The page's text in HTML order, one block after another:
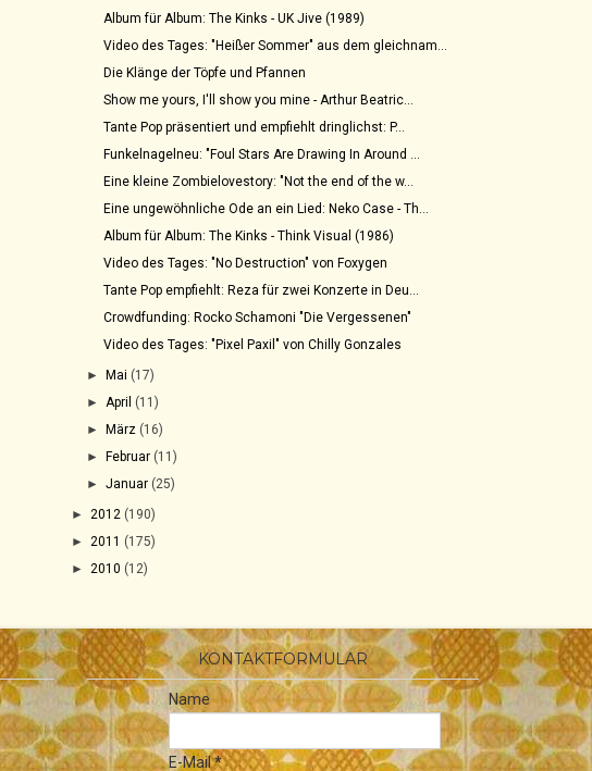
Album für Album: The Kinks - UK Jive (1989)
Video des Tages: "Heißer Sommer" aus dem gleichnam...
Die Klänge der Töpfe und Pfannen
Show me yours, I'll show you mine - Arthur Beatric...
Tante Pop präsentiert und empfiehlt dringlichst: P...
Funkelnagelneu: "Foul Stars Are Drawing In Around ...
Eine kleine Zombielovestory: "Not the end of the w...
Eine ungewöhnliche Ode an ein Lied: Neko Case - Th...
Album für Album: The Kinks - Think Visual (1986)
Video des Tages: "No Destruction" von Foxygen
Tante Pop empfiehlt: Reza für zwei Konzerte in Deu...
Crowdfunding: Rocko Schamoni "Die Vergessenen"
Video des Tages: "Pixel Paxil" von Chilly Gonzales
►Mai (17)
► April (11)
►März (16)
►Februar (11)
►Januar (25)
► 2012 (190)
► 2011 (175)
► 2010 (12)
KONTAKTFORMULAR
Name
E-Mail*